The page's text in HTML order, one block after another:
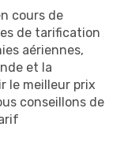
cours de
de tarification
aériennes,
et la
le meilleur prix
conseillons de